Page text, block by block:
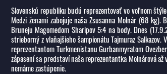
Slovenskú republiku budú reprezentovať vo voľnom
Medzi ženami zabojuje naša Zsusanna Molnár (68
Bruneju Magomedom Sharipov 5:4 na body. Dnes
strieborný z vlaňajšieho šampionátu Tajmuraz
reprezentantom Turkmenistanu Gurbanmyratom
zápasení sa predstaví naša reprezentantka Molnárová
nemáme zastúpenie.